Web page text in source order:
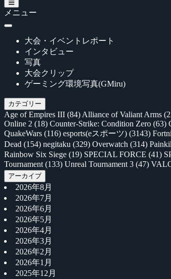
メニュー
大会・イベントレポート
インタビュー
写真
大会クリップ
ゲーミング環境写真(GMiru)
カテゴリー
Age of Empires III (84) Alliance of Valiant Arms
Online 2 (18) Counter-Strike: Condition Zero (63)
QuakeWars (116) esports(eスポーツ) (3143)
Dead (154) negitaku (329) Overwatch (314)
Rainbow Six Siege (19) SPECIAL FORCE (41)
Tournament (133) Unreal Tournament 3 (47)
アーカイブ
2026年8月
2026年7月
2026年6月
2026年5月
2026年4月
2026年3月
2026年2月
2026年1月
2025年12月